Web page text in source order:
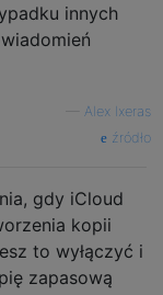
innych
Alex Ixeras
źródło
gdy iCloud
kopii
to wyłączyć i
zapasową